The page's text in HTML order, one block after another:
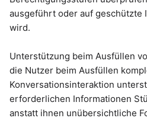
ausgeführt oder auf geschützte
wird.
Unterstützung beim Ausfüllen
die Nutzer beim Ausfüllen
Konversationsinteraktion
erforderlichen Informationen
anstatt ihnen unübersichtliche